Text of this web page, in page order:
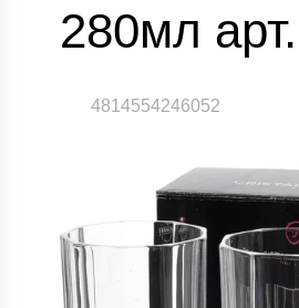
280мл
4814554246052